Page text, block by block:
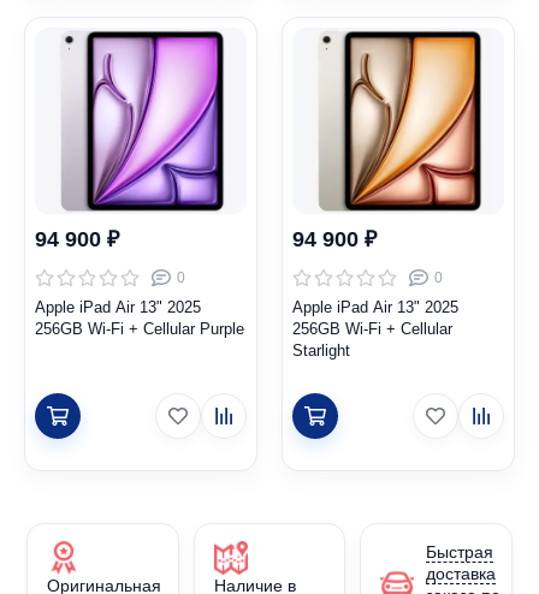
94 900 ₽
0
Apple iPad Air 13" 2025
256GB Wi-Fi + Cellular Purple
94 900 ₽
0
Apple iPad Air 13" 2025
256GB Wi-Fi + Cellular
Starlight
Оригинальная Наличие в
Быстрая
доставка